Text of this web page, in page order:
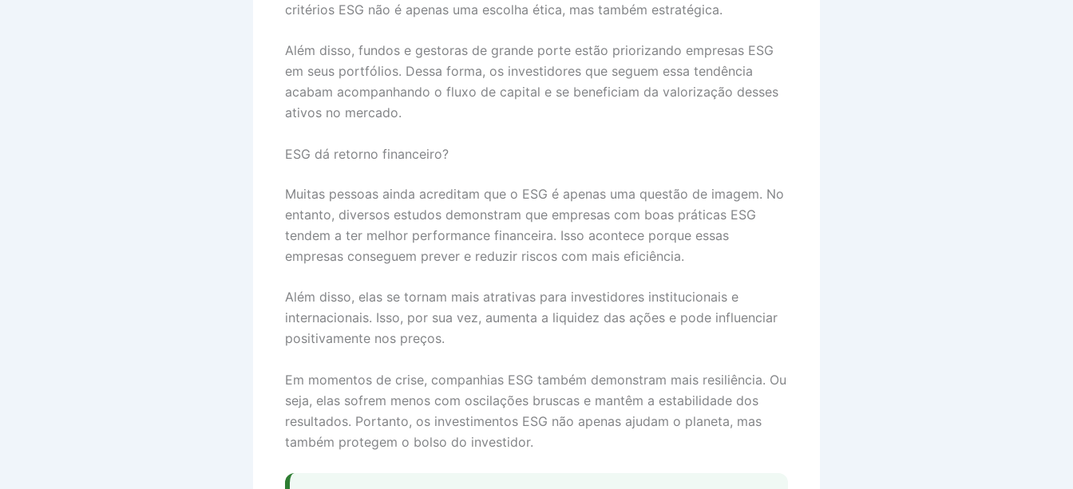
critérios ESG não é apenas uma escolha ética, mas também estratégica.
Além disso, fundos e gestoras de grande porte estão priorizando empresas ESG
em seus portfólios. Dessa forma, os investidores que seguem essa tendência
acabam acompanhando o fluxo de capital e se beneficiam da valorização desses
ativos no mercado.
ESG dá retorno financeiro?
Muitas pessoas ainda acreditam que o ESG é apenas uma questão de imagem. No
entanto, diversos estudos demonstram que empresas com boas práticas ESG
tendem a ter melhor performance financeira. Isso acontece porque essas
empresas conseguem prever e reduzir riscos com mais eficiência.
Além disso, elas se tornam mais atrativas para investidores institucionais e
internacionais. Isso, por sua vez, aumenta a liquidez das ações e pode influenciar
positivamente nos preços.
Em momentos de crise, companhias ESG também demonstram mais resiliência. Ou
seja, elas sofrem menos com oscilações bruscas e mantêm a estabilidade dos
resultados. Portanto, os investimentos ESG não apenas ajudam o planeta, mas
também protegem o bolso do investidor.